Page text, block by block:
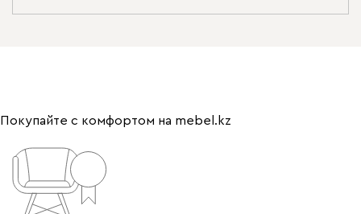
Покупайте с комфортом на mebel.kz